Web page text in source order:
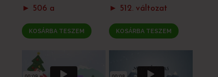
► 506 a
KOSÁRBA TESZEM
► 512. változat
KOSÁRBA TESZEM